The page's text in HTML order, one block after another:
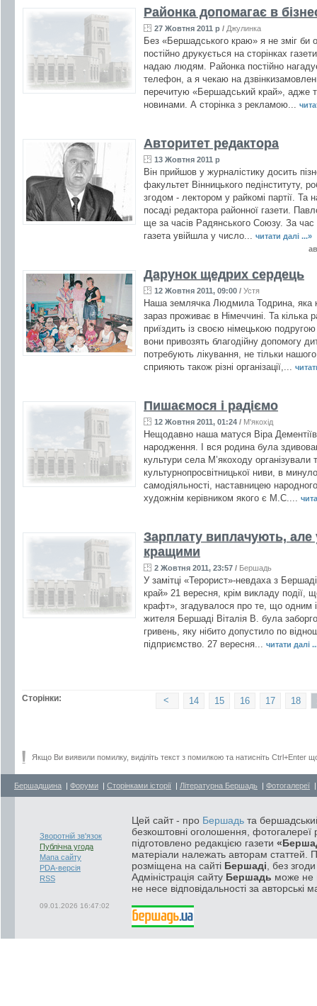
Районка допомагає в
27 Жовтня 2011 р / Джулинка
Без «Бершадського краю» я не зміг би
постійно друкується на сторінках
надаю людям. Районка постійно
телефон, а я чекаю на
перечитую «Бершадський край», адже
новинами. А сторінка з рекламою...
Авторитет редактора
13 Жовтня 2011 р
Він прийшов у журналістику досить
факультет Вінницького педінституту,
згодом - лектором у райкомі партії. Та
посаді редактора районної газети.
ще за часів Радянського Союзу. За час
газета увійшла у число...
читати далі ...»
Дарунок щедрих сердець
12 Жовтня 2011, 09:00 / Устя
Наша землячка Людмила Тодрина, яка
зараз проживає в Німеччині. Та кілька
приїздить із своєю німецькою
вони привозять благодійну допомогу
потребують лікування, не тільки
сприяють також різні організації,...
Пишаємося і радіємо
12 Жовтня 2011, 01:24 / М'якохід
Нещодавно наша матуся Віра
народження. І вся родина була
культури села М’якоходу організували
культурнопросвітницької ниви, в
самодіяльності, наставницею
художнім керівником якого є М.С....
Зарплату виплачують,
кращими
2 Жовтня 2011, 23:57 / Бершадь
У замітці «Терорист»-невдаха з
край» 21 вересня, крім викладу події,
крафт», згадувалося про те, що одним
жителя Бершаді Віталія В. була
гривень, яку нібито допустило по
підприємство. 27 вересня...
читати далі
Сторінки: 18
17
16
15
14
<
Якщо Ви виявили помилку, виділіть текст з помилкою та натисніть Ctrl+Enter
Бершадщина | Форуми | Сторінками історії | Літературна Бершадь | Фотогалереї
Зворотній зв'язок
Публічна угода
Мапа сайту
PDA-версія
RSS
09.01.2026 16:47:02
Цей сайт - про Бершадь та
безкоштовні оголошення, фотогалереї
підготовлено редакцією газети
матеріали належать авторам статтей.
розміщена на сайті Бершаді , без
Адміністрація сайту Бершадь може не
не несе відповідальності за авторські